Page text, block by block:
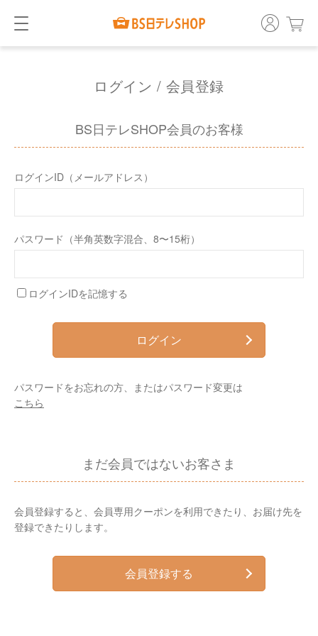
ログイン / 会員登録
BS日テレSHOP会員のお客様
ログインID（メールアドレス）
パスワード（半角英数字混合、8〜15桁）
ログインIDを記憶する
ログイン
パスワードをお忘れの方、またはパスワード変更は
こちら
まだ会員ではないお客さま
会員登録すると、会員専用クーポンを利用できたり、お届け先を
登録できたりします。
会員登録する